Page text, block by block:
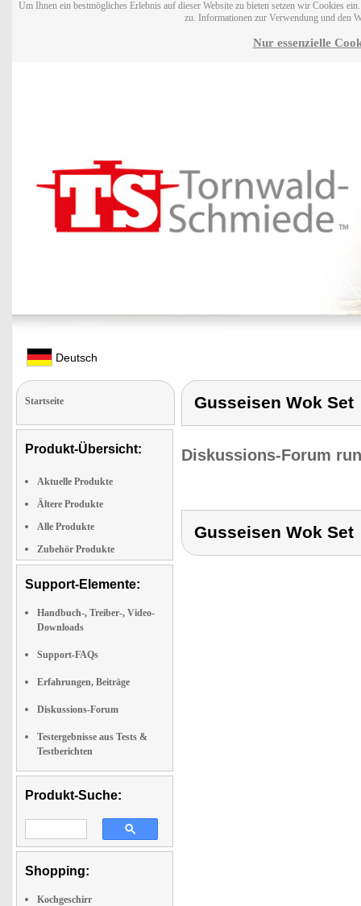
Um Ihnen ein bestmögliches Erlebnis auf dieser Website zu bieten setzen wir Cookies
zu. Informationen zur Verwendung und den
Nur essenzielle
Deutsch
Startseite
Produkt-Übersicht:
Aktuelle Produkte
Ältere Produkte
Alle Produkte
Zubehör Produkte
Support-Elemente:
Handbuch-, Treiber-, Video-
Downloads
Support-FAQs
Erfahrungen, Beiträge
Diskussions-Forum
Testergebnisse aus Tests &
Testberichten
Produkt-Suche:
Shopping:
Kochgeschirr
Gusseisen Wok Set
Diskussions-Forum
Gusseisen Wok Set